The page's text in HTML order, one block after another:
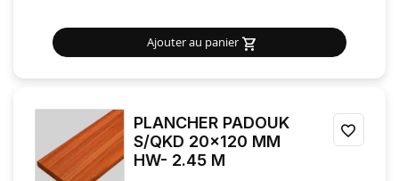
Ajouter au panier
PLANCHER PADOUK
S/QKD 20x120 MM
HW- 2.45 M